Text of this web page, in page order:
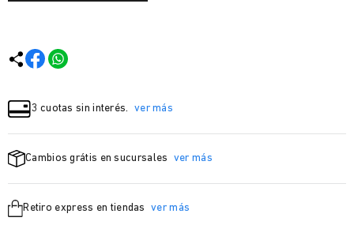
3 cuotas sin interés. ver más
Cambios grátis en sucursales ver más
Retiro express en tiendas ver más